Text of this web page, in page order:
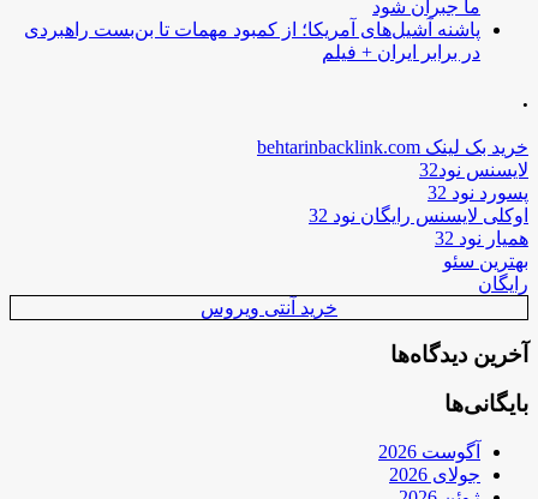
ما جبران شود
پاشنه آشیل‌های آمریکا؛ از کمبود مهمات تا بن‌بست راهبردی
در برابر ایران + فیلم
.
خرید بک لینک behtarinbacklink.com
لایسنس نود32
پسورد نود 32
اوکلی لایسنس رایگان نود 32
همیار نود 32
بهترین سئو
رایگان
خرید آنتی ویروس
آخرین دیدگاه‌ها
بایگانی‌ها
آگوست 2026
جولای 2026